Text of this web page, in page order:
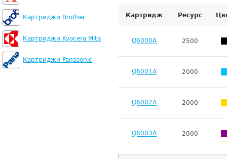
Картриджи Brother
Картриджи Kyocera Mita
Картриджи Panasonic
Картридж Ресурс
Q6000A 2500
Q6001A 2000
Q6002A 2000
Q6003A 2000